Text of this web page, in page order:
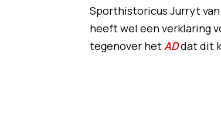
Sporthistoricus Jurryt
heeft wel een verklaring
tegenover hetADdat dit